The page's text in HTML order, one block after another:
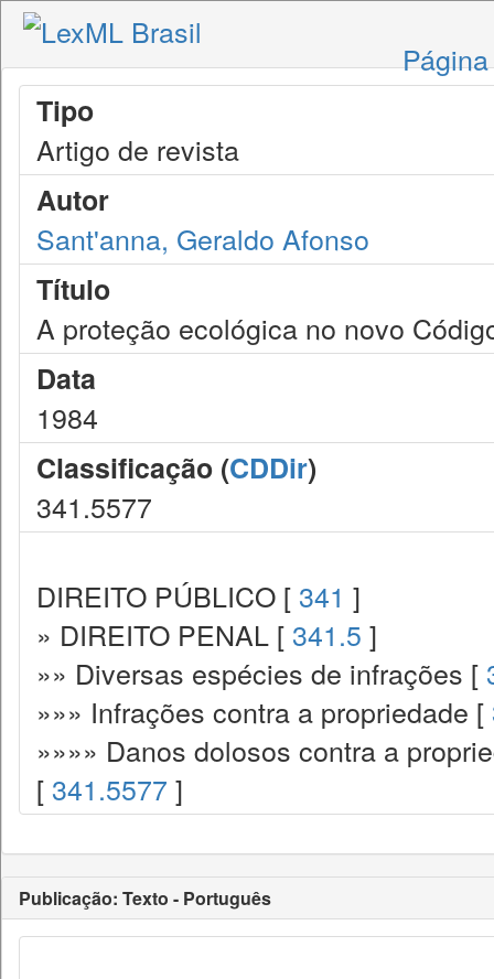
Tipo
Artigo de revista
Autor
Sant'anna, Geraldo Afonso
Título
A proteção ecológica no novo
Data
1984
Classificação (CDDir)
341.5577
DIREITO PÚBLICO [ 341 ]
» DIREITO PENAL [ 341.5 ]
»» Diversas espécies de infrações [
»»» Infrações contra a propriedade [
»»»» Danos dolosos contra a
[ 341.5577 ]
Publicação: Texto - Português